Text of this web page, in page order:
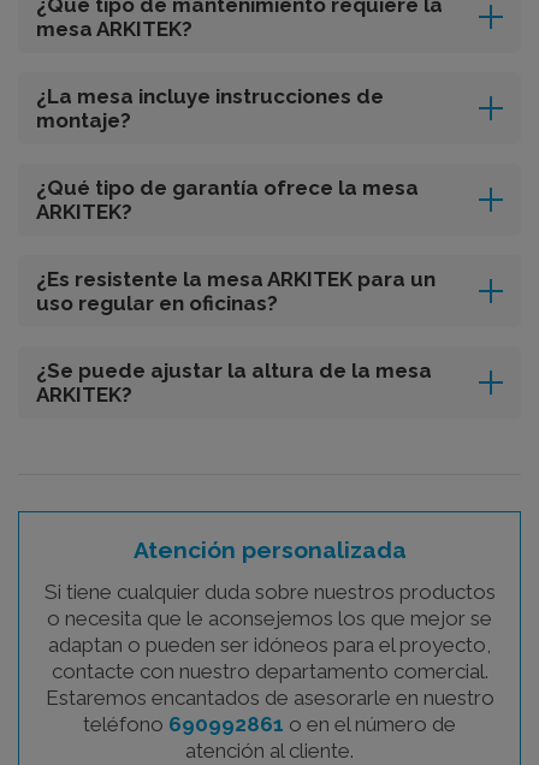
mesa ARKITEK?
¿La mesa incluye instrucciones de
montaje?
¿Qué tipo de garantía ofrece la mesa
ARKITEK?
¿Es resistente la mesa ARKITEK para un
uso regular en oficinas?
¿Se puede ajustar la altura de la mesa
ARKITEK?
Atención personalizada
Si tiene cualquier duda sobre nuestros productos
o necesita que le aconsejemos los que mejor se
adaptan o pueden ser idóneos para el proyecto,
contacte con nuestro departamento comercial.
Estaremos encantados de asesorarle en nuestro
teléfono 690992861 o en el número de
atención al cliente.